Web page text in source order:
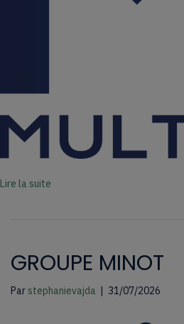
Lire la suite
GROUPE MINOT
Par stephanievajda | 31/07/2026